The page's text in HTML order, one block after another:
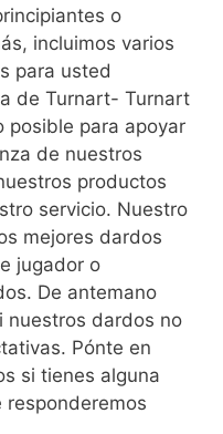
o
incluimos varios
para usted
de Turnart- Turnart
posible para apoyar
de nuestros
productos
servicio. Nuestro
mejores dardos
jugador o
De antemano
nuestros dardos no
Pónte en
si tienes alguna
responderemos